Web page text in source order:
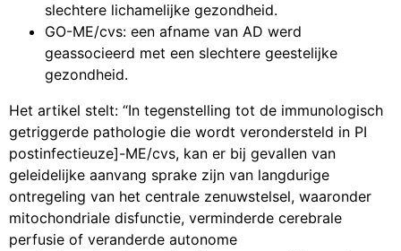
slechtere lichamelijke gezondheid.
GO-ME/cvs: een afname van AD werd
geassocieerd met een slechtere geestelijke
gezondheid.
Het artikel stelt: “In tegenstelling tot de immunologisch
getriggerde pathologie die wordt verondersteld in PI
postinfectieuze]-ME/cvs, kan er bij gevallen van
geleidelijke aanvang sprake zijn van langdurige
ontregeling van het centrale zenuwstelsel, waaronder
mitochondriale disfunctie, verminderde cerebrale
perfusie of veranderde autonome